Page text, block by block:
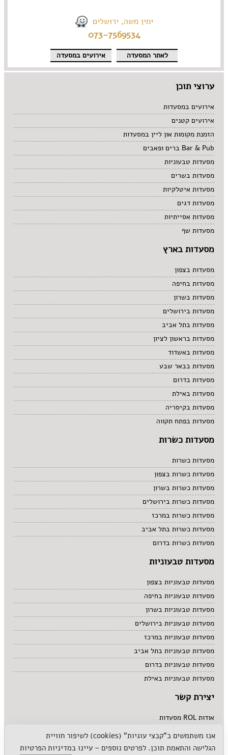
ימין משה, ירושלים
073-7569534
לאתר המסעדה אירועים במסעדה
ערוצי תוכן
אירועים במסעדות
אירועים קטנים
הזמנת מקומות און ליין במסעדות
Bar & Pub ברים ופאבים
מסעדות טבעוניות
מסעדות בשרים
מסעדות איטלקיות
מסעדות דגים
מסעדות אסייתיות
מסעדות שף
מסעדות בארץ
מסעדות בצפון
מסעדות בחיפה
מסעדות בשרון
מסעדות בירושלים
מסעדות בתל אביב
מסעדות בראשון לציון
מסעדות באשדוד
מסעדות בבאר שבע
מסעדות בדרום
מסעדות באילת
מסעדות בקיסריה
מסעדות בפתח תקווה
מסעדות כשרות
מסעדות כשרות
מסעדות כשרות בצפון
מסעדות כשרות בשרון
מסעדות כשרות בירושלים
מסעדות כשרות במרכז
מסעדות כשרות בתל אביב
מסעדות כשרות בדרום
מסעדות טבעוניות
מסעדות טבעוניות בצפון
מסעדות טבעוניות בחיפה
מסעדות טבעוניות בשרון
מסעדות טבעוניות בירושלים
מסעדות טבעוניות במרכז
מסעדות טבעוניות בתל אביב
מסעדות טבעוניות בדרום
מסעדות טבעוניות באילת
יצירת קשר
אודות ROL מסעדות
אנו משתמשים ב"קבצי עוגיות" (cookies) לשיפור חוויית
הגלישה והתאמת תוכן. לפרטים נוספים – עיינו במדיניות הפרטיות